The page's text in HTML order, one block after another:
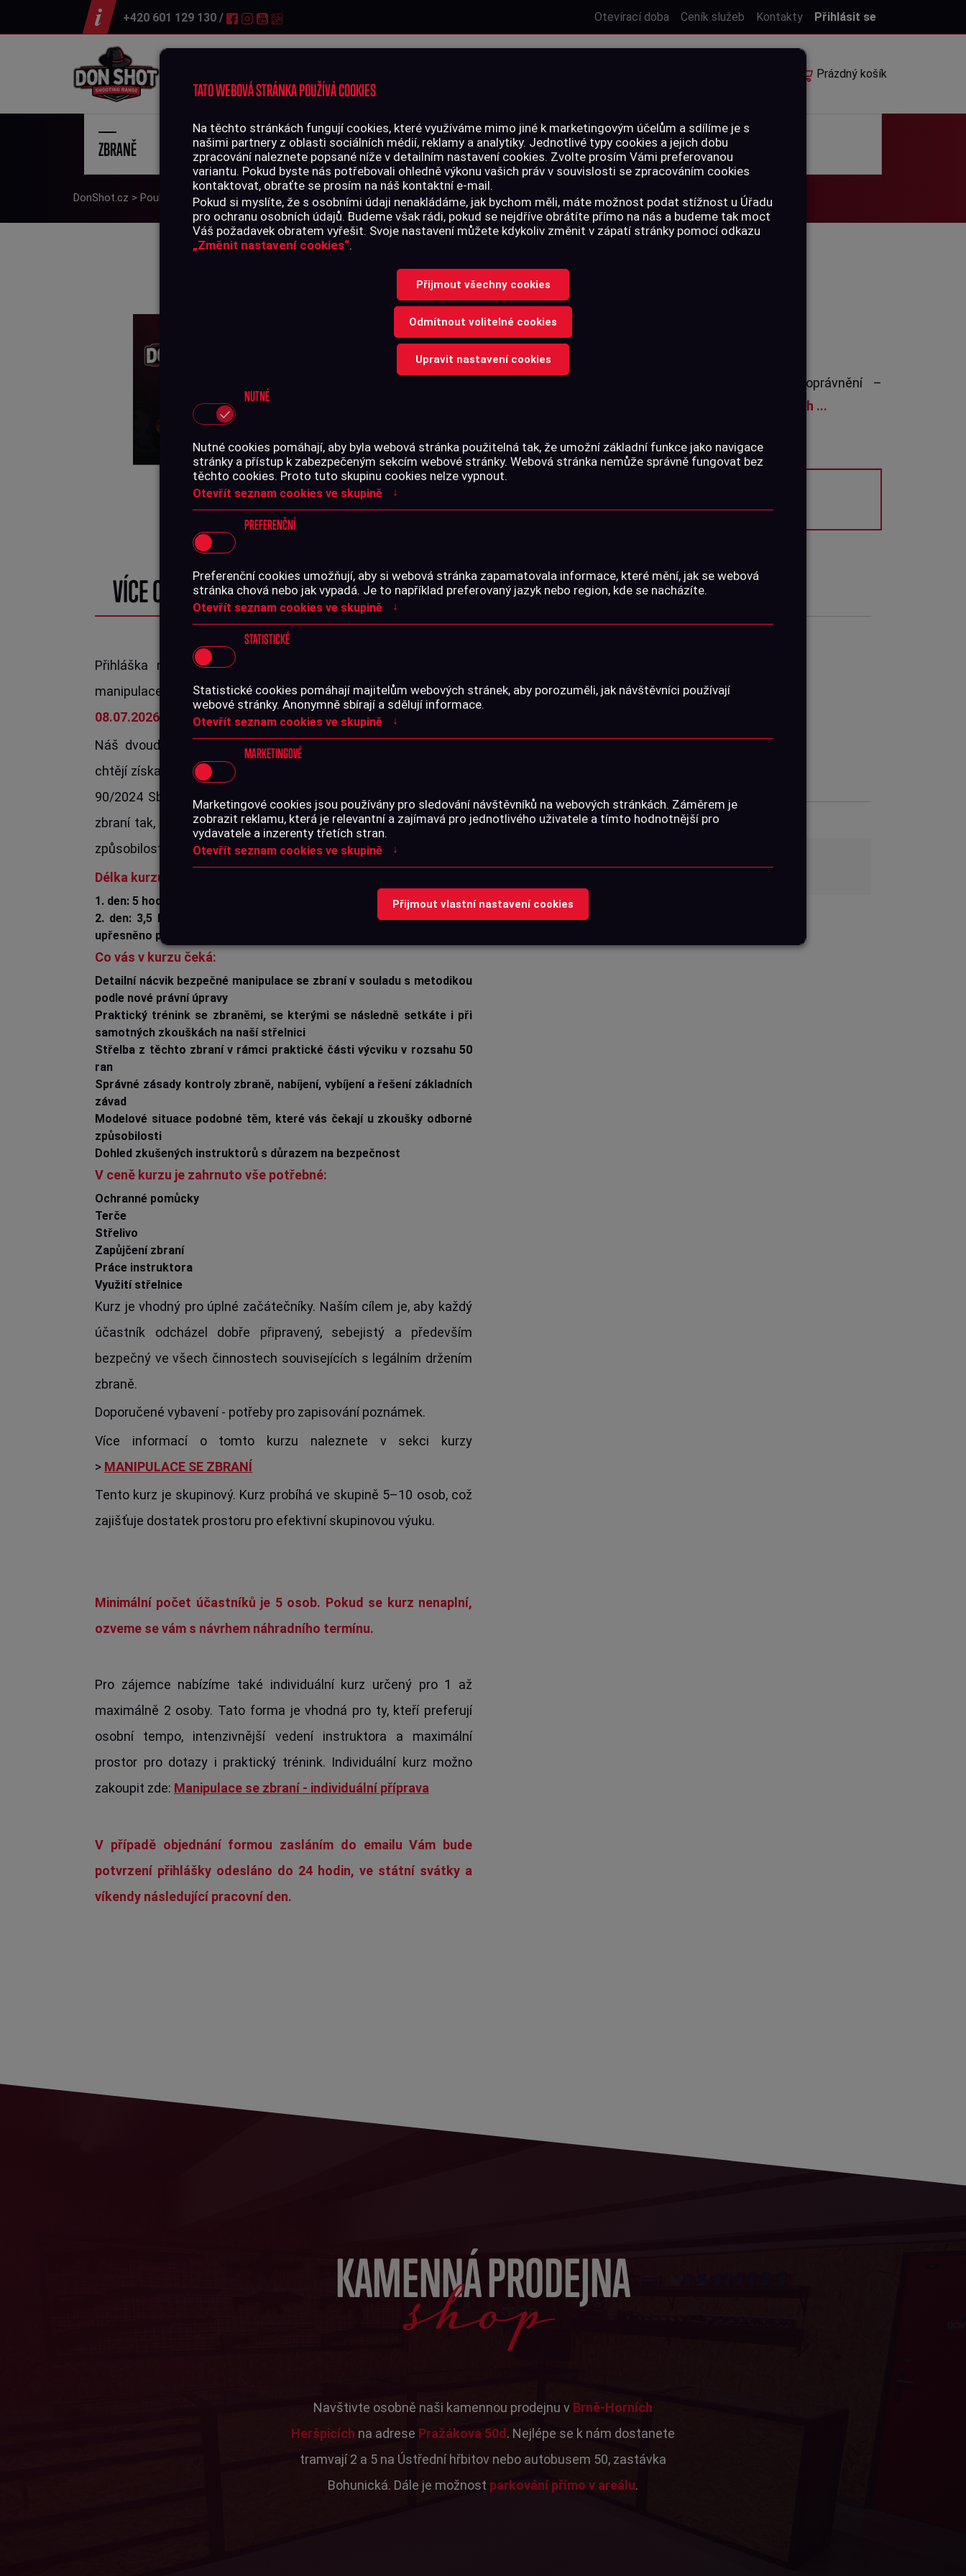
TATO WEBOVÁ STRÁNKA POUŽÍVÁ COOKIES
Na těchto stránkách fungují cookies, které využíváme mimo jiné k marketingovým účelům a sdílíme je s
našimi partnery z oblasti sociálních médií, reklamy a analytiky. Jednotlivé typy cookies a jejich dobu
zpracování naleznete popsané níže v detailním nastavení cookies. Zvolte prosím Vámi preferovanou
variantu. Pokud byste nás potřebovali ohledně výkonu vašich práv v souvislosti se zpracováním cookies
kontaktovat, obraťte se prosím na náš kontaktní e-mail.
Pokud si myslíte, že s osobními údaji nenakládáme, jak bychom měli, máte možnost podat stížnost u Úřadu
pro ochranu osobních údajů. Budeme však rádi, pokud se nejdříve obrátíte přímo na nás a budeme tak moct
Váš požadavek obratem vyřešit. Svoje nastavení můžete kdykoliv změnit v zápatí stránky pomocí odkazu
„Změnit nastavení cookies“.
Přijmout všechny cookies
Odmítnout volitelné cookies
Upravit nastavení cookies
NUTNÉ
Nutné cookies pomáhají, aby byla webová stránka použitelná tak, že umožní základní funkce jako navigace
stránky a přístup k zabezpečeným sekcím webové stránky. Webová stránka nemůže správně fungovat bez
těchto cookies. Proto tuto skupinu cookies nelze vypnout.
Otevřít seznam cookies ve skupině ↓
PREFERENČNÍ
Preferenční cookies umožňují, aby si webová stránka zapamatovala informace, které mění, jak se webová
stránka chová nebo jak vypadá. Je to například preferovaný jazyk nebo region, kde se nacházíte.
Otevřít seznam cookies ve skupině ↓
STATISTICKÉ
Statistické cookies pomáhají majitelům webových stránek, aby porozuměli, jak návštěvníci používají
webové stránky. Anonymně sbírají a sdělují informace.
Otevřít seznam cookies ve skupině ↓
MARKETINGOVÉ
Marketingové cookies jsou používány pro sledování návštěvníků na webových stránkách. Záměrem je
zobrazit reklamu, která je relevantní a zajímavá pro jednotlivého uživatele a tímto hodnotnější pro
vydavatele a inzerenty třetích stran.
Otevřít seznam cookies ve skupině ↓
Přijmout vlastní nastavení cookies
+420 601 129 130 / Otevírací doba Ceník služeb Kontakty Přihlásit se
Prázdný košík
ZBRANĚ STŘELIVO PŘÍSLUŠENSTVÍ POUKAZY
DonShot.cz > Poukazy Kurzy> Kurzy na zbrojní oprávnění> Kurz manipulace se zbraní 08.-09.07.2026
Prodej ukončen
Prodej ukončen
KURZ MANIPULACE SE
ZBRANÍ 08.-09.07.2026
Přihláška na přípravný kurz k získání zbrojního oprávnění –
ve dnech ...
VÍCE O PRODUKTU
Přihláška na přípravný kurz k získání zbrojního oprávnění –
manipulace se zbraní dle zákona č. 90/2024 Sb.,ve dnech
08.07.2026 a 09.07.2026.
Náš dvoudenní přípravný kurz je určen všem zájemcům, kteří
chtějí získat zbrojní oprávnění podle nového zákona o zbraních č.
90/2024 Sb. Soustředíme se na praktickou část manipulace se
zbraní tak, aby byli účastníci plně připraveni na zkoušku odborné
způsobilosti.
Délka kurzu:
1. den: 5 hodin - 08.07.2026, 15:00-20:00
2. den: 3,5 hodiny - 09.07.2026, 15:00-18:30 nebo 16:30-20:00 - bude
upřesněno před začátkem kurzu
Co vás v kurzu čeká:
Detailní nácvik bezpečné manipulace se zbraní v souladu s metodikou
podle nové právní úpravy
Praktický trénink se zbraněmi, se kterými se následně setkáte i při
samotných zkouškách na naší střelnici
Střelba z těchto zbraní v rámci praktické části výcviku v rozsahu 50
ran
Správné zásady kontroly zbraně, nabíjení, vybíjení a řešení základních
závad
Modelové situace podobné těm, které vás čekají u zkoušky odborné
způsobilosti
Dohled zkušených instruktorů s důrazem na bezpečnost
V ceně kurzu je zahrnuto vše potřebné:
Ochranné pomůcky
Terče
Střelivo
Zapůjčení zbraní
Práce instruktora
Využití střelnice
Kurz je vhodný pro úplné začátečníky. Naším cílem je, aby každý
účastník odcházel dobře připravený, sebejistý a především
bezpečný ve všech činnostech souvisejících s legálním držením
zbraně.
Doporučené vybavení - potřeby pro zapisování poznámek.
Více informací o tomto kurzu naleznete v sekci kurzy
> MANIPULACE SE ZBRANÍ
Tento kurz je skupinový. Kurz probíhá ve skupině 5–10 osob, což
zajišťuje dostatek prostoru pro efektivní skupinovou výuku.
Minimální počet účastníků je 5 osob. Pokud se kurz nenaplní,
ozveme se vám s návrhem náhradního termínu.
Pro zájemce nabízíme také individuální kurz určený pro 1 až
maximálně 2 osoby. Tato forma je vhodná pro ty, kteří preferují
osobní tempo, intenzivnější vedení instruktora a maximální
prostor pro dotazy i praktický trénink. Individuální kurz možno
zakoupit zde: Manipulace se zbraní - individuální příprava
V případě objednání formou zasláním do emailu Vám bude
potvrzení přihlášky odesláno do 24 hodin, ve státní svátky a
víkendy následující pracovní den.
PARAMETRY
Termín konání kurzu:
08.-09.07.2026
Žádné soubory
KAMENNÁ PRODEJNA
shop
Navštivte osobně naši kamennou prodejnu v Brně-Horních
Heršpicích na adrese Pražákova 50d . Nejlépe se k nám dostanete
tramvají 2 a 5 na Ústřední hřbitov nebo autobusem 50, zastávka
Bohunická. Dále je možnost parkování přímo v areálu.